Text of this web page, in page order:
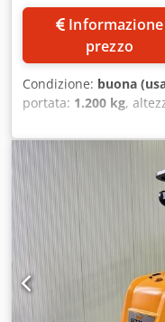
prezzo
Condizione: buona
portata: 1.200 kg,
3.475 h, tipo di
triplex
, Produttore +
3F7150 ID:
Altezza ribassata:
mm Portata: 1200 kg
picking: 8200 mm
Anno: 2016 Dwjdezq
48v / 620ah Opzioni:
Full Free Lift (FFL) -
Guida a induzione / filo